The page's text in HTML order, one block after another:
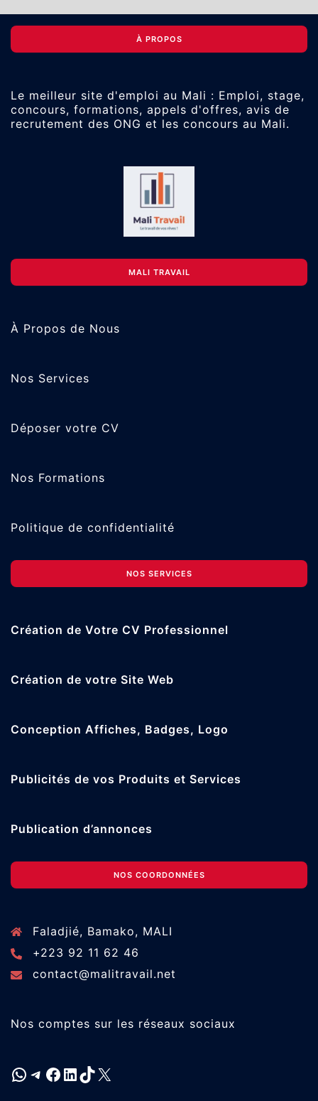
À PROPOS
Le meilleur site d'emploi au Mali : Emploi, stage,
concours, formations, appels d'offres, avis de
recrutement des ONG et les concours au Mali.
MALI TRAVAIL
À Propos de Nous
Nos Services
Déposer votre CV
Nos Formations
Politique de confidentialité
NOS SERVICES
Création de Votre CV Professionnel
Création de votre Site Web
Conception Affiches, Badges, Logo
Publicités de vos Produits et Services
Publication d’annonces
NOS COORDONNÉES
Faladjié, Bamako, MALI
+223 92 11 62 46
contact@malitravail.net
Nos comptes sur les réseaux sociaux
WhatsApp
Telegram
Facebook
LinkedIn
TikTok
X